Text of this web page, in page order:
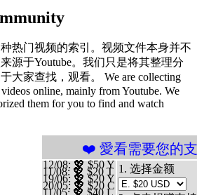
热门视频的索引。视频文件本身并不
源于Youtube。我们只是将其整理分
大家查找，观看。 We are collecting
online, mainly from Youtube. We
them for you to find and watch
❤️ 愛看需要您的支持 贊助、
12/08: 💖 $50 Y
11/08: 💖 $20 T
19/06: 💖 $20 Y
20/05: 💖 $20 C
1. 选择金额